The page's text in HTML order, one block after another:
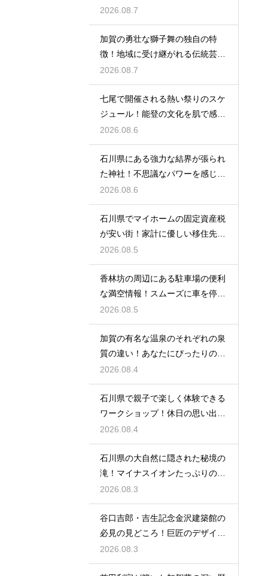
の選び方
2026.08.7
加賀の勇壮な獅子舞の独自の特
徴！地域に受け継がれる伝統芸能
の迫力
2026.08.7
七尾で開催される熱い祭りのスケ
ジュール！能登の文化を肌で感じ
る体験
2026.08.6
石川県にある強力な結界が張られ
た神社！不思議なパワーを感じる
神秘の地
2026.08.6
石川県でマイホームの固定資産税
が安い街！家計に優しい移住先の
選び方
2026.08.5
香林坊の周辺にある駐車場の便利
な満空情報！スムーズに車を停め
る裏技
2026.08.5
加賀の有名な温泉のそれぞれの泉
質の違い！あなたにぴったりの名
湯を探す
2026.08.4
石川県で親子で楽しく体験できる
ワークショップ！休日の思い出作
りに最適
2026.08.4
石川県の大自然に隠された秘境の
滝！マイナスイオンたっぷりの癒
やし空間
2026.08.3
谷口吉郎・吉生記念金沢建築館の
必見の見どころ！巨匠のデザイン
の神髄
2026.08.3